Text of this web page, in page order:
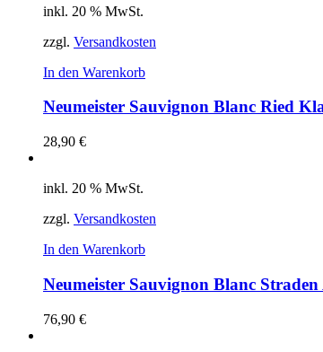
inkl. 20 % MwSt.
zzgl. Versandkosten
In den Warenkorb
Neumeister Sauvignon Blanc Ried
28,90 €
inkl. 20 % MwSt.
zzgl. Versandkosten
In den Warenkorb
Neumeister Sauvignon Blanc
76,90 €